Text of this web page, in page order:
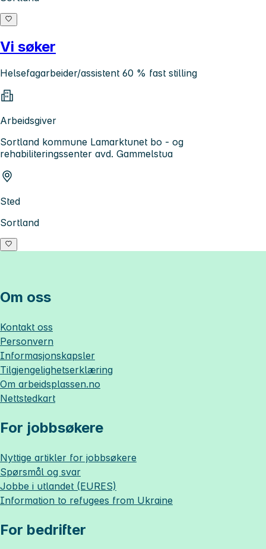
Vi søker
Helsefagarbeider/assistent 60 % fast stilling
Arbeidsgiver
Sortland kommune Lamarktunet bo - og
rehabiliteringssenter avd. Gammelstua
Sted
Sortland
Om oss
Kontakt oss
Personvern
Informasjonskapsler
Tilgjengelighetserklæring
Om arbeidsplassen.no
Nettstedkart
For jobbsøkere
Nyttige artikler for jobbsøkere
Spørsmål og svar
Jobbe i utlandet (EURES)
Information to refugees from Ukraine
For bedrifter